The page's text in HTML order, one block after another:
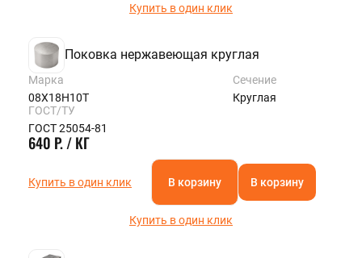
Купить в один клик
Поковка нержавеющая круглая
Марка
08Х18Н10Т
Сечение
Круглая
ГОСТ/ТУ
ГОСТ 25054-81
640 Р. / КГ
Купить в один клик В корзину В корзину
Купить в один клик